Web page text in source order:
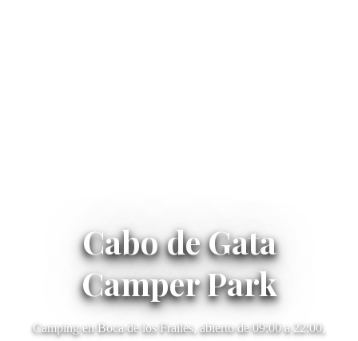
Cabo de Gata
Camper Park
Camping en Boca de los Frailes, abierto de 09:00 a 22:00,